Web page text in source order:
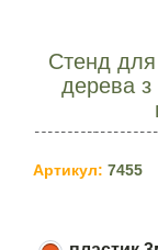
Стенд для
дерева з
Артикул: 7455